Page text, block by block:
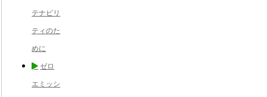
テナビリ
ティのた
めに
ゼロ
エミッシ